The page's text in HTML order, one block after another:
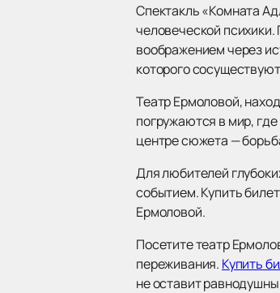
Спектакль «Комната
человеческой
воображением через
которого
Театр Ермоловой,
погружаются в мир,
центре сюжета —
Для любителей
событием. Купить
Ермоловой.
Посетите театр
переживания. Купить
не оставит